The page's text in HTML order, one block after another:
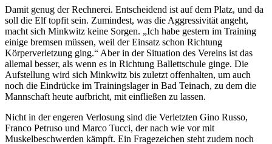
Damit genug der Rechnerei. Entscheidend ist auf dem Platz, und da
soll die Elf topfit sein. Zumindest, was die Aggressivität angeht,
macht sich Minkwitz keine Sorgen. „Ich habe gestern im Training
einige bremsen müssen, weil der Einsatz schon Richtung
Körperverletzung ging.“ Aber in der Situation des Vereins ist das
allemal besser, als wenn es in Richtung Ballettschule ginge. Die
Aufstellung wird sich Minkwitz bis zuletzt offenhalten, um auch
noch die Eindrücke im Trainingslager in Bad Teinach, zu dem die
Mannschaft heute aufbricht, mit einfließen zu lassen.
Nicht in der engeren Verlosung sind die Verletzten Gino Russo,
Franco Petruso und Marco Tucci, der nach wie vor mit
Muskelbeschwerden kämpft. Ein Fragezeichen steht zudem noch